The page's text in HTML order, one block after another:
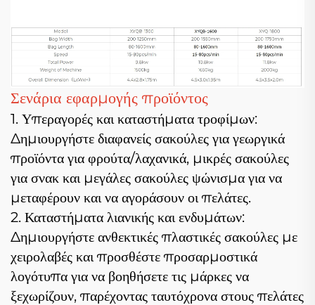
Σενάρια εφαρμογής προϊόντος
1. Υπεραγορές και καταστήματα τροφίμων:
Δημιουργήστε διαφανείς σακούλες για γεωργικά
προϊόντα για φρούτα/λαχανικά, μικρές σακούλες
για σνακ και μεγάλες σακούλες ψώνισμα για να
μεταφέρουν και να αγοράσουν οι πελάτες.
2. Καταστήματα λιανικής και ενδυμάτων:
Δημιουργήστε ανθεκτικές πλαστικές σακούλες με
χειρολαβές και προσθέστε προσαρμοστικά
λογότυπα για να βοηθήσετε τις μάρκες να
ξεχωρίζουν, παρέχοντας ταυτόχρονα στους πελάτες